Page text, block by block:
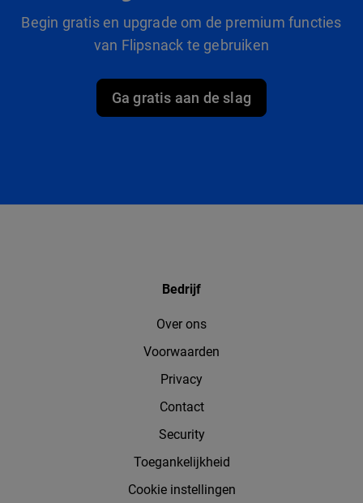
Begin gratis en upgrade om de premium functies
van Flipsnack te gebruiken
Ga gratis aan de slag
Bedrijf
Over ons
Voorwaarden
Privacy
Contact
Security
Toegankelijkheid
Cookie instellingen